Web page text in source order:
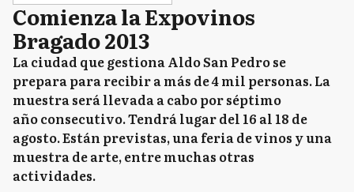
Comienza la Expovinos
Bragado 2013
La ciudad que gestiona Aldo San Pedro se
prepara para recibir a más de 4 mil personas. La
muestra será llevada a cabo por séptimo
año consecutivo. Tendrá lugar del 16 al 18 de
agosto. Están previstas, una feria de vinos y una
muestra de arte, entre muchas otras
actividades.